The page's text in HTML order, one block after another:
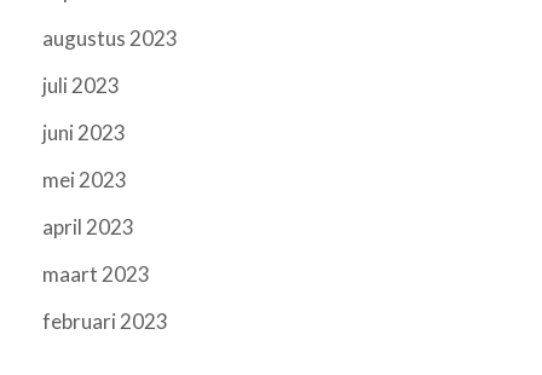
augustus 2023
juli 2023
juni 2023
mei 2023
april 2023
maart 2023
februari 2023